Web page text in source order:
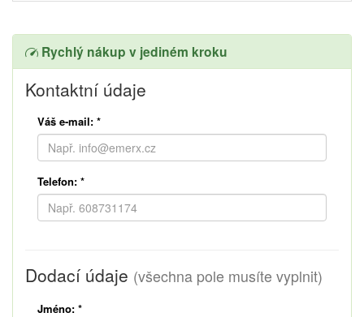
Rychlý nákup v jediném kroku
Kontaktní údaje
Váš e-mail: *
Telefon: *
Dodací údaje (všechna pole musíte vyplnit)
Jméno: *